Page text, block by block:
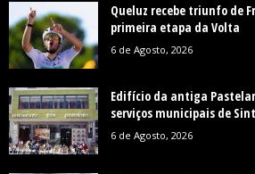
Queluz recebe triunfo de
primeira etapa da Volta
6 de Agosto, 2026
Edifício da antiga
serviços municipais de
6 de Agosto, 2026